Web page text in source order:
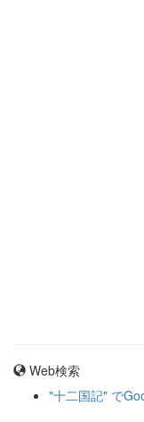
Web検索
"十二国記" で